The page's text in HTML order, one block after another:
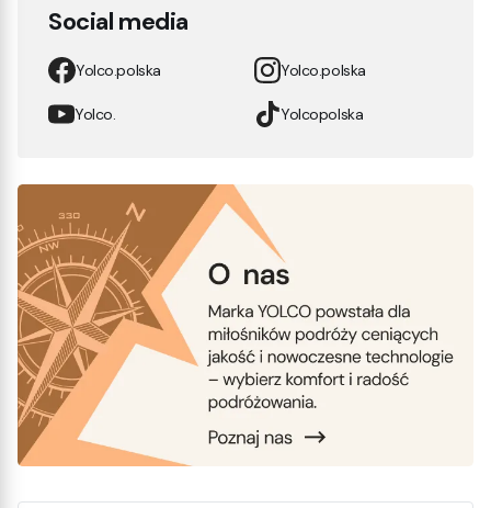
Social media
Yolco.polska Yolco.polska
Yolco. Yolcopolska